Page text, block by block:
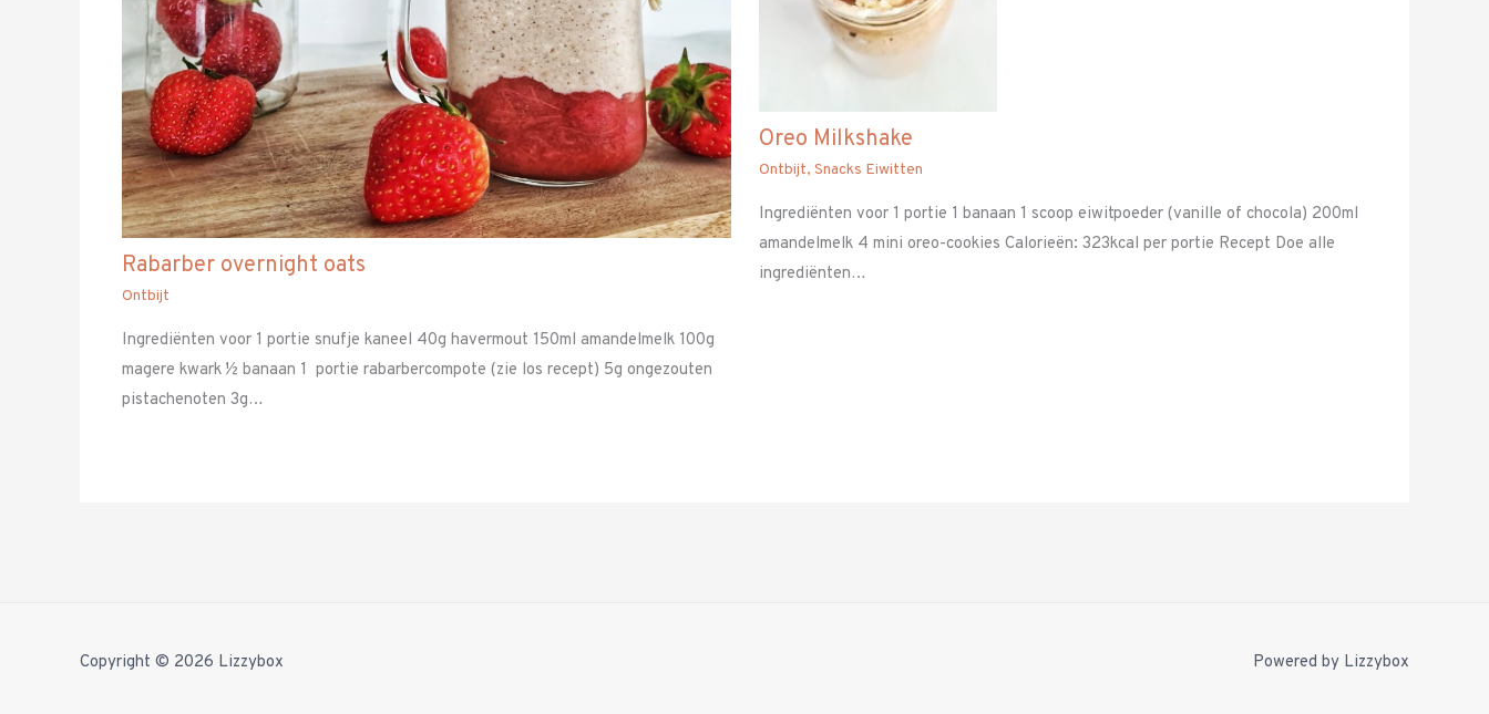
Rabarber overnight oats
Ontbijt
Ingrediënten voor 1 portie snufje kaneel 40g havermout 150ml amandelmelk 100g
magere kwark ½ banaan 1 portie rabarbercompote (zie los recept) 5g ongezouten
pistachenoten 3g…
Oreo Milkshake
Ontbijt, Snacks Eiwitten
Ingrediënten voor 1 portie 1 banaan 1 scoop eiwitpoeder (vanille of chocola) 200ml
amandelmelk 4 mini oreo-cookies Calorieën: 323kcal per portie Recept Doe alle
ingrediënten…
Copyright © 2026 Lizzybox Powered by Lizzybox